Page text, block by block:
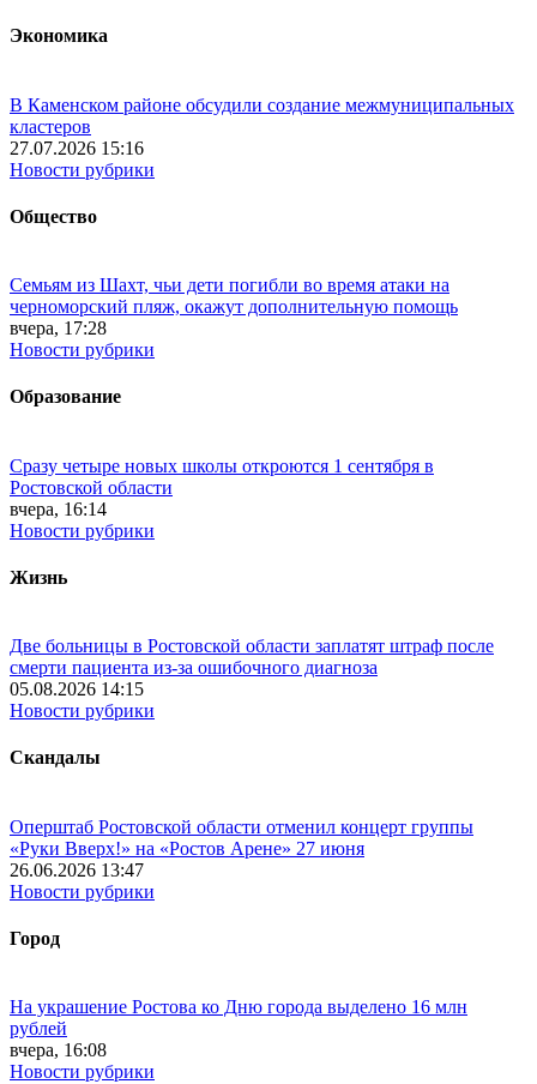
Экономика
В Каменском районе обсудили создание межмуниципальных
кластеров
27.07.2026 15:16
Новости рубрики
Общество
Семьям из Шахт, чьи дети погибли во время атаки на
черноморский пляж, окажут дополнительную помощь
вчера, 17:28
Новости рубрики
Образование
Сразу четыре новых школы откроются 1 сентября в
Ростовской области
вчера, 16:14
Новости рубрики
Жизнь
Две больницы в Ростовской области заплатят штраф после
смерти пациента из-за ошибочного диагноза
05.08.2026 14:15
Новости рубрики
Скандалы
Оперштаб Ростовской области отменил концерт группы
«Руки Вверх!» на «Ростов Арене» 27 июня
26.06.2026 13:47
Новости рубрики
Город
На украшение Ростова ко Дню города выделено 16 млн
рублей
вчера, 16:08
Новости рубрики